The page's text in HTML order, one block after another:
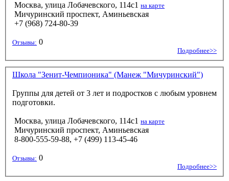
Москва, улица Лобачевского, 114с1 на карте
Мичуринский проспект, Аминьевская
+7 (968) 724-80-39
Отзывы: 0
Подробнее>>
Школа "Зенит-Чемпионика" (Манеж "Мичуринский")
Группы для детей от 3 лет и подростков с любым уровнем
подготовки.
Москва, улица Лобачевского, 114с1 на карте
Мичуринский проспект, Аминьевская
8-800-555-59-88, +7 (499) 113-45-46
Отзывы: 0
Подробнее>>